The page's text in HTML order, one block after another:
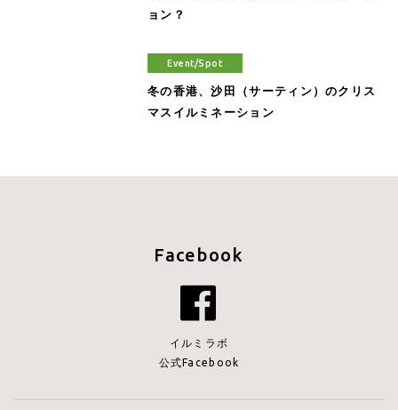
ョン？
Event/Spot
冬の香港、沙田（サーティン）のクリス
マスイルミネーション
Facebook
イルミラボ
公式Facebook